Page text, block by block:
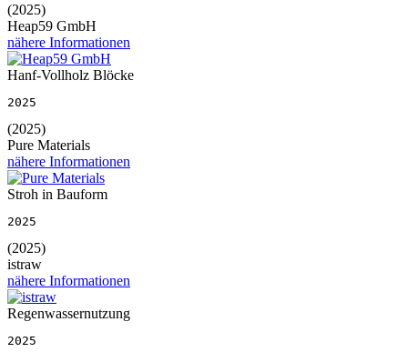
(2025)
Heap59 GmbH
nähere Informationen
Hanf-Vollholz Blöcke
2025
(2025)
Pure Materials
nähere Informationen
Stroh in Bauform
2025
(2025)
istraw
nähere Informationen
Regenwassernutzung
2025